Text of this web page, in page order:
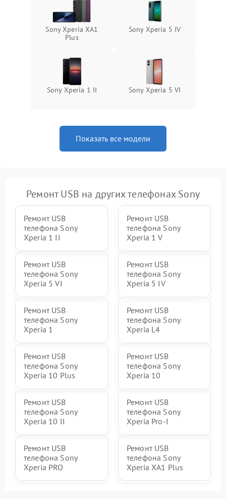
Sony Xperia XA1
Plus
Sony Xperia 5 IV
Sony Xperia 1 II Sony Xperia 5 VI
Показать все модели
Ремонт USB на других телефонах Sony
Ремонт USB
телефона Sony
Xperia 1 II
Ремонт USB
телефона Sony
Xperia 1 V
Ремонт USB
телефона Sony
Xperia 5 VI
Ремонт USB
телефона Sony
Xperia 5 IV
Ремонт USB
телефона Sony
Xperia 1
Ремонт USB
телефона Sony
Xperia L4
Ремонт USB
телефона Sony
Xperia 10 Plus
Ремонт USB
телефона Sony
Xperia 10
Ремонт USB
телефона Sony
Xperia 10 II
Ремонт USB
телефона Sony
Xperia Pro‑I
Ремонт USB
телефона Sony
Xperia PRO
Ремонт USB
телефона Sony
Xperia XA1 Plus